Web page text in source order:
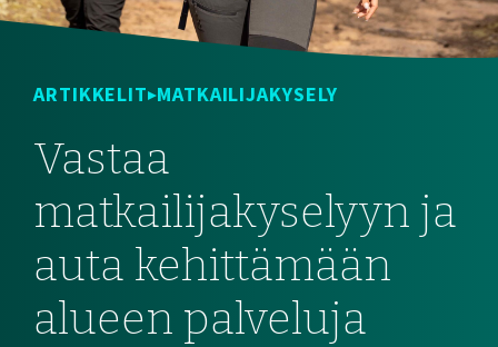
ARTIKKELIT MATKAILIJAKYSELY
Vastaa
matkailijakyselyyn ja
auta kehittämään
alueen palveluja